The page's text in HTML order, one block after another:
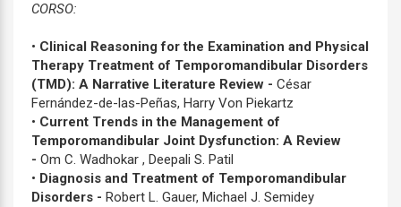
CORSO:
• Clinical Reasoning for the Examination and Physical
Therapy Treatment of Temporomandibular Disorders
(TMD): A Narrative Literature Review - César
Fernández-de-las-Peñas, Harry Von Piekartz
• Current Trends in the Management of
Temporomandibular Joint Dysfunction: A Review
- Om C. Wadhokar , Deepali S. Patil
• Diagnosis and Treatment of Temporomandibular
Disorders - Robert L. Gauer, Michael J. Semidey